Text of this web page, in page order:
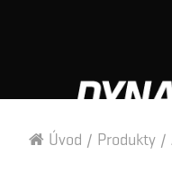
Úvod / Produkty /